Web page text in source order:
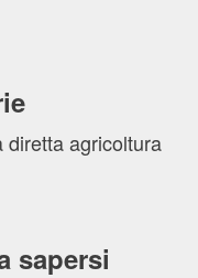
diretta agricoltura
sapersi